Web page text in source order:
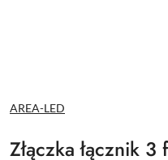
NAZWA
PRODUCENTA:
AREA-LED
Złączka łącznik